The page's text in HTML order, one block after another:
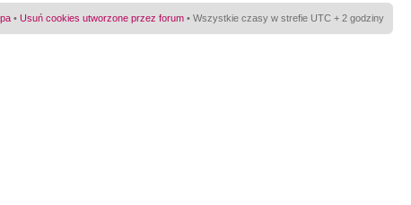
• Usuń cookies utworzone przez forum • Wszystkie czasy w strefie UTC + 2 godziny